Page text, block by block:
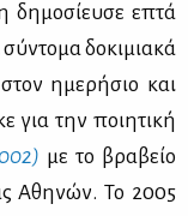
δη­μο­σί­ευ­σε επτά
δο­κι­μια­κά
ημε­ρή­σιο και
για την ποι­η­τι­κή
με το βρα­βείο
Αθη­νών. Το 2005